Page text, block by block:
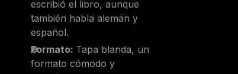
escribió el libro, aunque
también habla alemán y
español.
Formato: Tapa blanda, un
formato cómodo y